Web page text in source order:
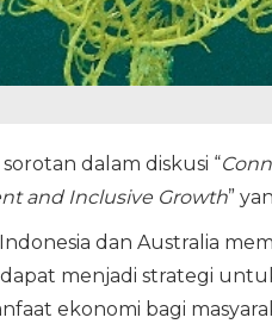
dalam diskusi “
and Inclusive Growth”
dan Australia
menjadi strategi
ekonomi bagi